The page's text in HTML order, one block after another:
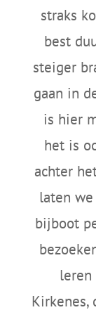
straks
best
steiger
gaan in
is hier
het is
achter
laten
bijboot
leren
Kirkenes,